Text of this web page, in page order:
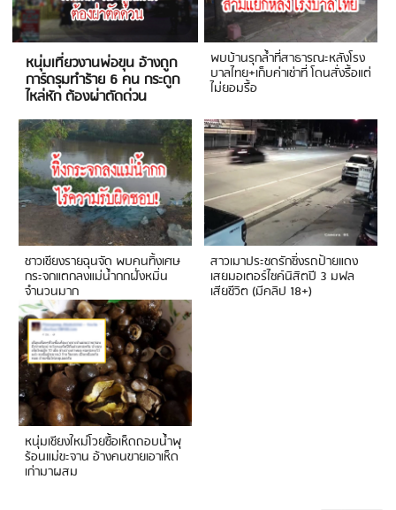
หนุ่มเที่ยวงานพ่อขุน อ้างถูก
การ์ดรุมทำร้าย 6 คน กระดูก
ไหล่หัก ต้องผ่าตัดด่วน
พบบ้านรุกล้ำที่สาธารณะหลังโรง
บาลไทย+เก็บค่าเช่าที่ โดนสั่งรื้อแต่
ไม่ยอมรื้อ
ชาวเชียงรายฉุนจัด พบคนทิ้งเศษ
กระจกแตกลงแม่น้ำกกฝั่งหมิ่น
จำนวนมาก
สาวเมาประชดรักซิ่งรถป้ายแดง
เสยมอเตอร์ไซค์นิสิตปี 3 มฟล
เสียชีวิต (มีคลิป 18+)
หนุ่มเชียงใหม่โวยซื้อเห็ดถอบน้ำพุ
ร้อนแม่ขะจาน อ้างคนขายเอาเห็ด
เก่ามาผสม